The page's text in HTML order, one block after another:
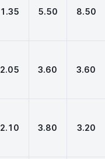
1.35 5.50 8.50
2.05 3.60 3.60
2.10 3.80 3.20